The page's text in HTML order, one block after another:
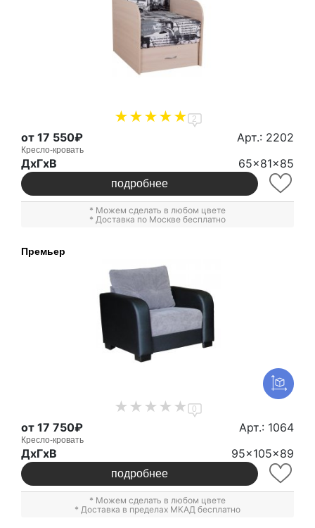
2
от 17 550₽ Арт.: 2202
Кресло-кровать
ДxГxВ 65x81x85
подробнее
* Можем сделать в любом цвете
* Доставка по Москве бесплатно
Премьер
0
от 17 750₽ Арт.: 1064
Кресло-кровать
ДxГxВ 95x105x89
подробнее
* Можем сделать в любом цвете
* Доставка в пределах МКАД бесплатно